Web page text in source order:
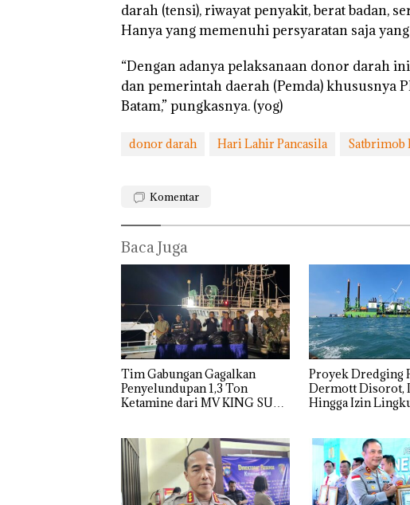
darah (tensi), riwayat penyakit, berat badan,
Hanya yang memenuhi persyaratan saja
“Dengan adanya pelaksanaan donor darah
dan pemerintah daerah (Pemda) khususnya
Batam,” pungkasnya. (yog)
donor darah Hari Lahir Pancasila Satbrimob
Komentar
Baca Juga
Tim Gabungan Gagalkan
Penyelundupan 1,3 Ton
Ketamine dari MV KING SUN
Proyek Dredging
Dermott Disorot,
Hingga Izin
Dekan FIKP
UMRAH
Kebakaran
Lahan 600
Aksi Kocak
Belasan